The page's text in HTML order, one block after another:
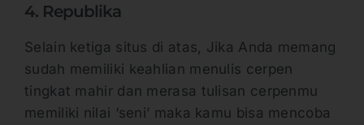
4. Republika
Selain ketiga situs di atas, Jika Anda memang
sudah memiliki keahlian menulis cerpen
tingkat mahir dan merasa tulisan cerpenmu
memiliki nilai ‘seni’ maka kamu bisa mencoba